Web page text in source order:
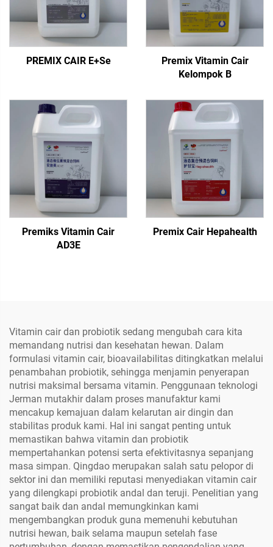
PREMIX CAIR E+Se
Premix Vitamin Cair
Kelompok B
Premiks Vitamin Cair
AD3E
Premix Cair Hepahealth
Vitamin cair dan probiotik sedang mengubah cara kita
memandang nutrisi dan kesehatan hewan. Dalam
formulasi vitamin cair, bioavailabilitas ditingkatkan melalui
penambahan probiotik, sehingga menjamin penyerapan
nutrisi maksimal bersama vitamin. Penggunaan teknologi
Jerman mutakhir dalam proses manufaktur kami
mencakup kemajuan dalam kelarutan air dingin dan
stabilitas produk kami. Hal ini sangat penting untuk
memastikan bahwa vitamin dan probiotik
mempertahankan potensi serta efektivitasnya sepanjang
masa simpan. Qingdao merupakan salah satu pelopor di
sektor ini dan memiliki reputasi menyediakan vitamin cair
yang dilengkapi probiotik andal dan teruji. Penelitian yang
sangat baik dan andal memungkinkan kami
mengembangkan produk guna memenuhi kebutuhan
nutrisi hewan, baik selama maupun setelah fase